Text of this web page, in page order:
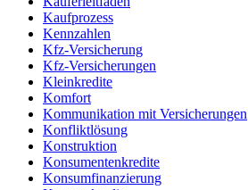
Kaufprozess
Kennzahlen
Kfz-Versicherung
Kfz-Versicherungen
Kleinkredite
Komfort
Kommunikation mit Versicherungen
Konfliktlösung
Konstruktion
Konsumentenkredite
Konsumfinanzierung